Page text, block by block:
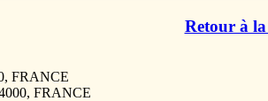
Retour à
FRANCE
FRANCE